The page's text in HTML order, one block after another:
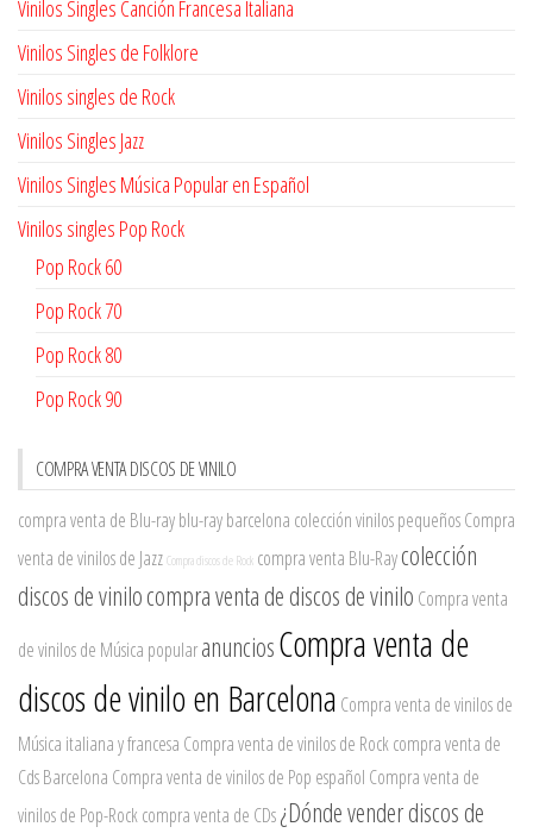
Vinilos Singles Canción Francesa Italiana
Vinilos Singles de Folklore
Vinilos singles de Rock
Vinilos Singles Jazz
Vinilos Singles Música Popular en Español
Vinilos singles Pop Rock
Pop Rock 60
Pop Rock 70
Pop Rock 80
Pop Rock 90
COMPRA VENTA DISCOS DE VINILO
compra venta de Blu-rayblu-ray barcelona colección vinilos pequeñosCompra
venta de vinilos de Jazz Compra discos de Rock compra venta Blu-Raycolección
discos de vinilocompra venta de discos de vinilo Compra venta
de vinilos de Música popularanunciosCompra venta de
discos de vinilo en Barcelona Compra venta de vinilos de
Música italiana y francesa Compra venta de vinilos de Rockcompra venta de
Cds Barcelona Compra venta de vinilos de Pop español Compra venta de
vinilos de Pop-Rockcompra venta de CDs¿Dónde vender discos de